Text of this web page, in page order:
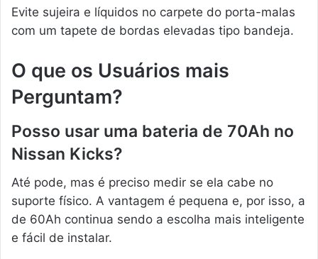
Evite sujeira e líquidos no carpete do porta-malas
com um tapete de bordas elevadas tipo bandeja.
O que os Usuários mais
Perguntam?
Posso usar uma bateria de 70Ah no
Nissan Kicks?
Até pode, mas é preciso medir se ela cabe no
suporte físico. A vantagem é pequena e, por isso, a
de 60Ah continua sendo a escolha mais inteligente
e fácil de instalar.